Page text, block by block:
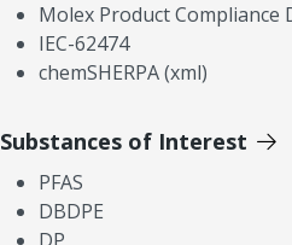
Molex Product Compliance
IEC-62474
chemSHERPA (xml)
Substances of Interest
PFAS
DBDPE